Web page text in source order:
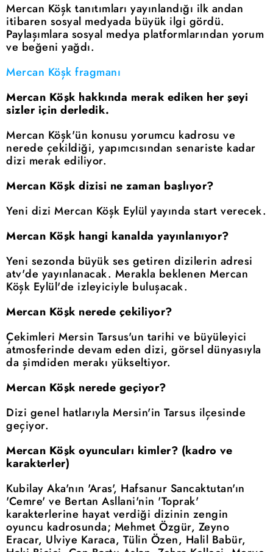
Mercan Köşk tanıtımları yayınlandığı ilk andan
itibaren sosyal medyada büyük ilgi gördü.
Paylaşımlara sosyal medya platformlarından yorum
ve beğeni yağdı.
Mercan Köşk fragmanı
Mercan Köşk hakkında merak ediken her şeyi
sizler için derledik.
Mercan Köşk'ün konusu yorumcu kadrosu ve
nerede çekildiği, yapımcısından senariste kadar
dizi merak ediliyor.
Mercan Köşk dizisi ne zaman başlıyor?
Yeni dizi Mercan Köşk Eylül yayında start verecek.
Mercan Köşk hangi kanalda yayınlanıyor?
Yeni sezonda büyük ses getiren dizilerin adresi
atv'de yayınlanacak. Merakla beklenen Mercan
Köşk Eylül'de izleyiciyle buluşacak.
Mercan Köşk nerede çekiliyor?
Çekimleri Mersin Tarsus'un tarihi ve büyüleyici
atmosferinde devam eden dizi, görsel dünyasıyla
da şimdiden merakı yükseltiyor.
Mercan Köşk nerede geçiyor?
Dizi genel hatlarıyla Mersin'in Tarsus ilçesinde
geçiyor.
Mercan Köşk oyuncuları kimler? (kadro ve
karakterler)
Kubilay Aka'nın 'Aras', Hafsanur Sancaktutan'ın
'Cemre' ve Bertan Asllani'nin 'Toprak'
karakterlerine hayat verdiği dizinin zengin
oyuncu kadrosunda; Mehmet Özgür, Zeyno
Eracar, Ulviye Karaca, Tülin Özen, Halil Babür,